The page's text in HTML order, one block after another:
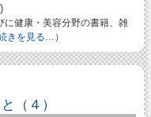
健康・美容分野の書籍、雑
続きを見る…）
（４）